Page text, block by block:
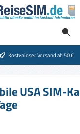
Kostenloser Versand ab 50 €
USA SIM-